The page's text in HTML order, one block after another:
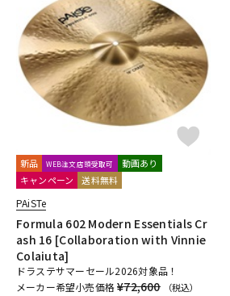
DJ機器
中古
新品 WEB注文店頭受取可
動画あり
キャンペーン
送料無料
PAiSTe
Formula 602 Modern Essentials Cr
ash 16 [Collaboration with Vinnie
Colaiuta]
ドラステサマーセール2026対象品！
メーカー希望小売価格¥72,600 （税込）